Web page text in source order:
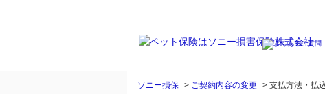
ソニー損保 > ご契約内容の変更 > 支払方法・払